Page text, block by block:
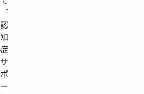
「
認
知
症
サ
ポ
ー